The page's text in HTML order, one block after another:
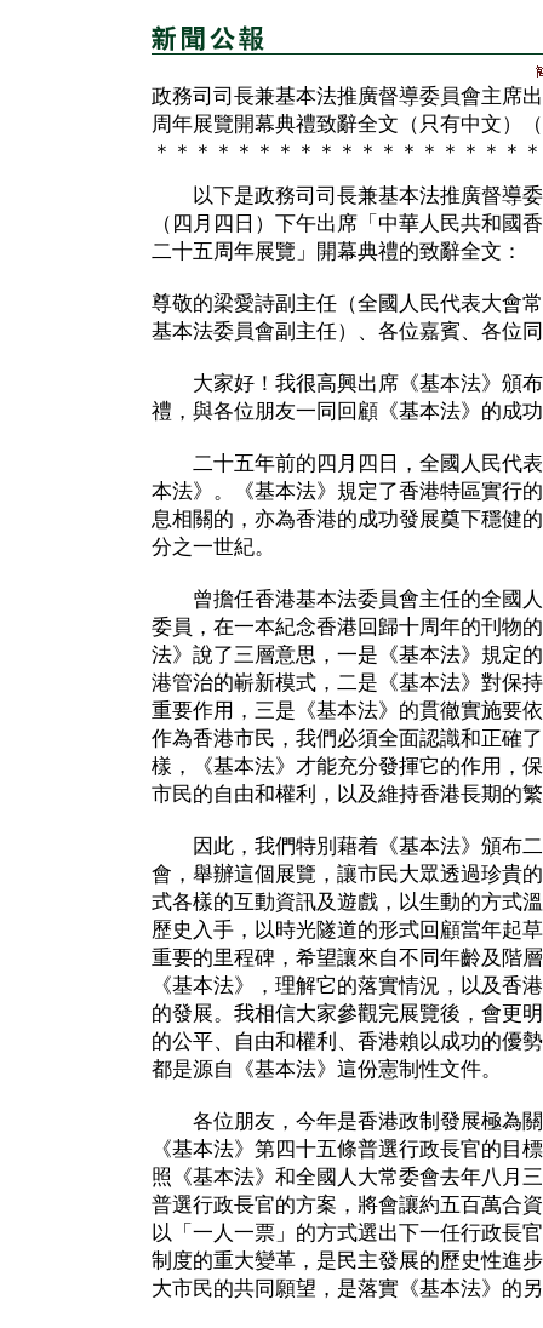
政務司司長兼基本法推廣督導委員會主席
周年展覽開幕典禮致辭全文（只有中文）
＊＊＊＊＊＊＊＊＊＊＊＊＊＊＊＊＊＊
以下是政務司司長兼基本法推廣督導委
（四月四日）下午出席「中華人民共和國
二十五周年展覽」開幕典禮的致辭全文：
尊敬的梁愛詩副主任（全國人民代表大會
基本法委員會副主任）、各位嘉賓、各位
大家好！我很高興出席《基本法》頒布
禮，與各位朋友一同回顧《基本法》的成
二十五年前的四月四日，全國人民代表
本法》。《基本法》規定了香港特區實行
息相關的，亦為香港的成功發展奠下穩健
分之一世紀。
曾擔任香港基本法委員會主任的全國人
委員，在一本紀念香港回歸十周年的刊物
法》說了三層意思，一是《基本法》規定
港管治的嶄新模式，二是《基本法》對保
重要作用，三是《基本法》的貫徹實施要
作為香港市民，我們必須全面認識和正確
樣，《基本法》才能充分發揮它的作用，
市民的自由和權利，以及維持香港長期的
因此，我們特別藉着《基本法》頒布二
會，舉辦這個展覽，讓市民大眾透過珍貴
式各樣的互動資訊及遊戲，以生動的方式
歷史入手，以時光隧道的形式回顧當年起
重要的里程碑，希望讓來自不同年齡及階
《基本法》，理解它的落實情況，以及香
的發展。我相信大家參觀完展覽後，會更
的公平、自由和權利、香港賴以成功的優
都是源自《基本法》這份憲制性文件。
各位朋友，今年是香港政制發展極為關
《基本法》第四十五條普選行政長官的目
照《基本法》和全國人大常委會去年八月
普選行政長官的方案，將會讓約五百萬合
以「一人一票」的方式選出下一任行政長
制度的重大變革，是民主發展的歷史性進
大市民的共同願望，是落實《基本法》的